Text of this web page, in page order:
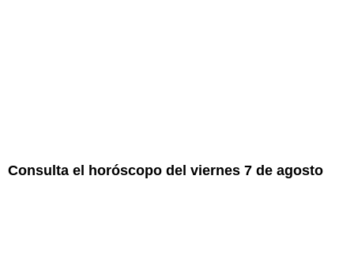
Consulta el horóscopo del viernes 7 de agosto